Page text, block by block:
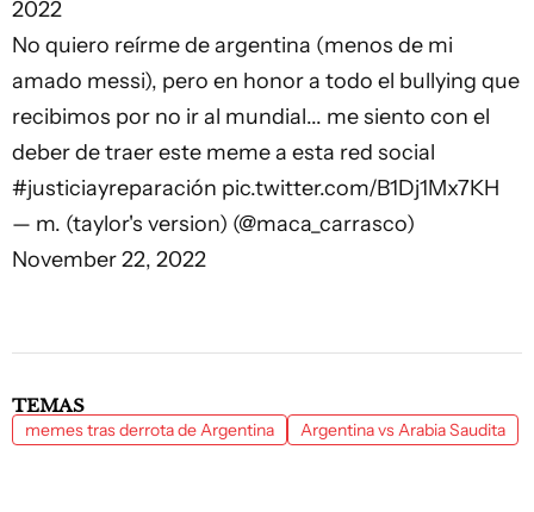
2022
No quiero reírme de argentina (menos de mi
amado messi), pero en honor a todo el bullying que
recibimos por no ir al mundial... me siento con el
deber de traer este meme a esta red social
#justiciayreparación pic.twitter.com/B1Dj1Mx7KH
— m. (taylor's version) (@maca_carrasco)
November 22, 2022
TEMAS
memes tras derrota de Argentina Argentina vs Arabia Saudita